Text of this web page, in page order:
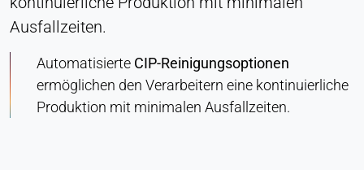
Ausfallzeiten.
Automatisierte CIP-Reinigungsoptionen
ermöglichen den Verarbeitern eine kontinuierliche
Produktion mit minimalen Ausfallzeiten.